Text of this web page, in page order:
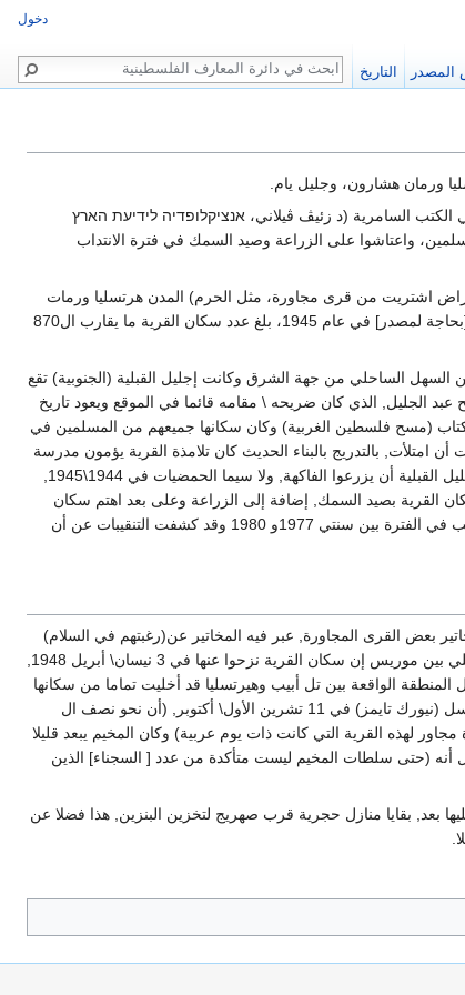
‏السامرية (د زئيڤ ڤيلاني، אנציקלופדיה לידיעת הארץ
القرية كان سكان القرية مسلمين، واعتاشوا على الزراعة وصيد السمك في فترة الانتداب
إلى ‏أراض اشتريت من قرى مجاورة، مثل الحرم) المدن هرتسليا ورمات
هشارون ‏‏(وقتها، كانت حارة باسم "عير هشالوم") وجليل يام ‏وصفت العلاقات بين السكان العرب والمستوطنين ‏اليهود بأنها "وديّة" [بحاجة لمصدر] في عام 1945، بلغ عدد سكان القرية ما ‏يقارب ال870
الساحلي من جهة الشرق وكانت إجليل القبلية ‏‏(الجنوبية) تقع
عبد الجليل, الذي كان ضريحه \ مقامه قائما في ‏الموقع ويعود ‏تاريخ
إلى نهاية القرن التاسع عشر على الأقل فهي ملحوظة على ‏خريطة المنطقة التي رسمها سنة 1881 ‏مؤلفو كتاب (مسح فلسطين الغربية) وكان سكانها جميعهم ‏من المسلمين في
بالتدريج بالبناء الحديث كان ‏تلامذة القرية ‏يؤمون مدرسة
إجليل الشمالية وكان عدد تلامذة القريتين نحو 64 تلميذا في سنة 1945 ‏ولقد أتاحت طبيعة المنطقة ذات التربة ‏الرملية, لسكان إجليل القبلية أن يزرعوا الفاكهة, ولا سيما ‏الحمضيات في 1944\1945,
مرويا أو مستخدما للبساتين وقد اهتم سكان القرية بصيد السمك, إضافة ‏إلى ‏الزراعة وعلى بعد اهتم سكان
القرية بصيد السمك إضافة إلى الزراعة وعلى بعد نحو كيلومتر إلى ‏الشمال الغربي من القرية يقع تل ‏مكميش (131174) الذي نقب في الفترة بين سنتي 1977و 1980 ‏وقد كشفت التنقيبات عن أن
1947 أو أوائل سنة 1948, ‏بين ممثلين عن الهاغاناه وبين ‏مخاتير بعض القرى المجاورة, عبر فيه المخاتير عن(رغبتهم في ‏السلام)
وذكر أن مختار إجليل القبلية كان بين المجتمعين, لكن يبدو ‏أن الاجتماع لم يغن شيئا في ‏ضمان أمن القرية ويقول المؤرخ الإسرائيلي بين موريس إن سكان القرية نزحوا عنها في 3 نيسان\ ‏‏أبريل 1948,
الواقعة بين تل أبيب وهيرتسليا قد أخليت ‏تماما من سكانها
العرب بعد مرور فترة غير قصيرة من الحرب, ‏أصبحت إجليل القبلية معسكر ‏للسجناء العرب الذين أسرتهم الهاغاناه وقد نقل مراسل (نيورك تايمز) في 11 تشرين الأول\ أكتوبر, ‏‏‏(أن نحو نصف ال
لهذه القرية التي كانت ذات يوم عربية) ‏وكان المخيم يبعد قليلا
وكان ‏يشتمل على أكثر من 200 خيمة كبيرة وقد ذكر المراسل أنه (حتى سلطات المخيم ليست متأكدة من ‏‏عدد [ السجناء] الذين
‏بعد, بقايا منازل حجرية قرب صهريج لتخزين البنزين, هذا فضلا عن
دخول
بحث
التاريخ المصدر